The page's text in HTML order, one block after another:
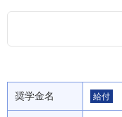
奨学金名 給付